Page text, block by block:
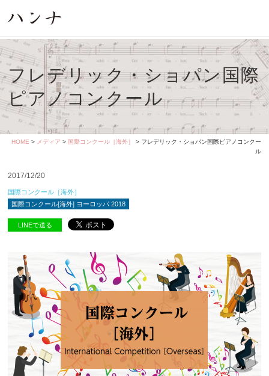
フレデリック・ショパン国際
ピアノコンクール
HOME > メディア > 国際コンクール［海外］
> フレデリック・ショパン国際ピアノコンクー
ル
2017/12/20
国際コンクール［海外］
国際コンクール[海外] ヨーロッパ 2018
LINEで送る